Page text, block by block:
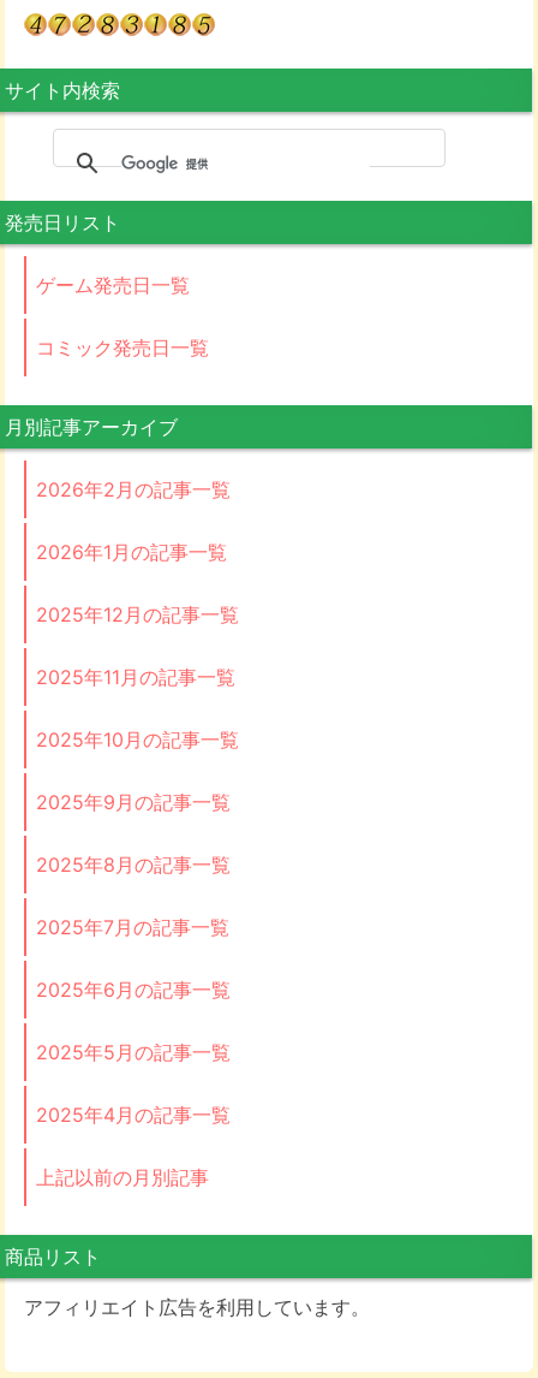
サイト内検索
発売日リスト
ゲーム発売日一覧
コミック発売日一覧
月別記事アーカイブ
2026年2月の記事一覧
2026年1月の記事一覧
2025年12月の記事一覧
2025年11月の記事一覧
2025年10月の記事一覧
2025年9月の記事一覧
2025年8月の記事一覧
2025年7月の記事一覧
2025年6月の記事一覧
2025年5月の記事一覧
2025年4月の記事一覧
上記以前の月別記事
商品リスト
アフィリエイト広告を利用しています。